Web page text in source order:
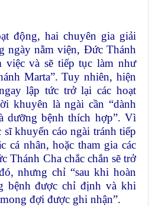
động, hai chuyên gia giải
ngày nằm viện, Đức Thánh
việc và sẽ tiếp tục làm như
Marta”. Tuy nhiên, hiện
lập tức trở lại các hoạt
khuyên là ngài cần “dành
dưỡng bệnh thích hợp”. Vì
khuyến cáo ngài tránh tiếp
cá nhân, hoặc tham gia các
Thánh Cha chắc chắn sẽ trở
nhưng chỉ “sau khi hoàn
bệnh được chỉ định và khi
đợi được ghi nhận”.